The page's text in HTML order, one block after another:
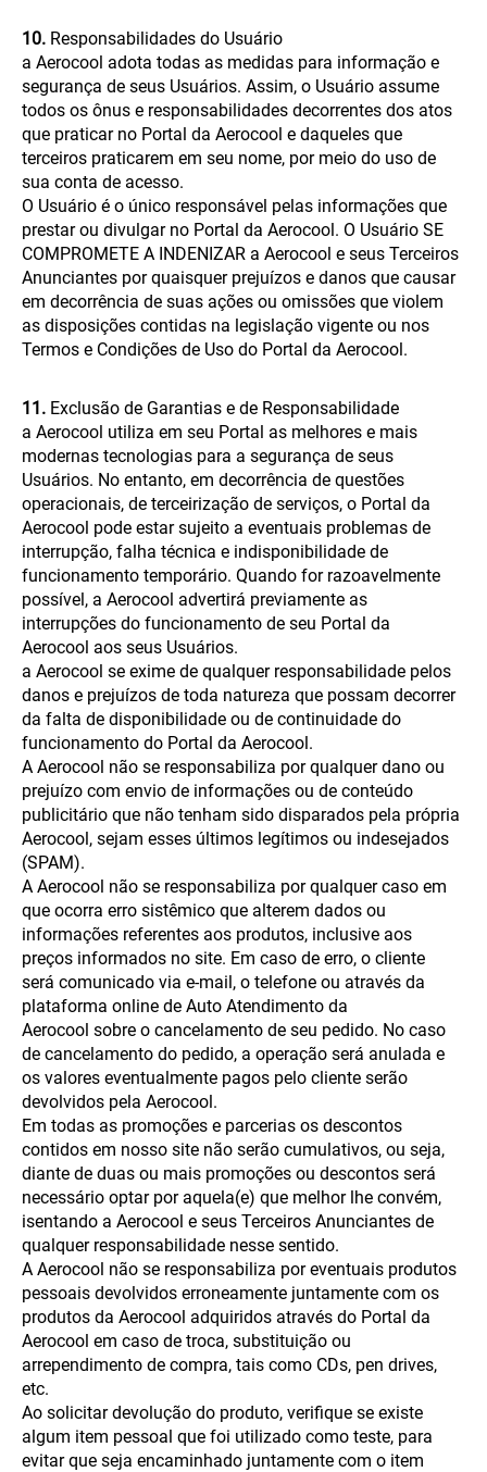
10. Responsabilidades do Usuário
a Aerocool adota todas as medidas para informação e
segurança de seus Usuários. Assim, o Usuário assume
todos os ônus e responsabilidades decorrentes dos atos
que praticar no Portal da Aerocool e daqueles que
terceiros praticarem em seu nome, por meio do uso de
sua conta de acesso.
O Usuário é o único responsável pelas informações que
prestar ou divulgar no Portal da Aerocool. O Usuário SE
COMPROMETE A INDENIZAR a Aerocool e seus Terceiros
Anunciantes por quaisquer prejuízos e danos que causar
em decorrência de suas ações ou omissões que violem
as disposições contidas na legislação vigente ou nos
Termos e Condições de Uso do Portal da Aerocool.
11. Exclusão de Garantias e de Responsabilidade
a Aerocool utiliza em seu Portal as melhores e mais
modernas tecnologias para a segurança de seus
Usuários. No entanto, em decorrência de questões
operacionais, de terceirização de serviços, o Portal da
Aerocool pode estar sujeito a eventuais problemas de
interrupção, falha técnica e indisponibilidade de
funcionamento temporário. Quando for razoavelmente
possível, a Aerocool advertirá previamente as
interrupções do funcionamento de seu Portal da
Aerocool aos seus Usuários.
a Aerocool se exime de qualquer responsabilidade pelos
danos e prejuízos de toda natureza que possam decorrer
da falta de disponibilidade ou de continuidade do
funcionamento do Portal da Aerocool.
A Aerocool não se responsabiliza por qualquer dano ou
prejuízo com envio de informações ou de conteúdo
publicitário que não tenham sido disparados pela própria
Aerocool, sejam esses últimos legítimos ou indesejados
(SPAM).
A Aerocool não se responsabiliza por qualquer caso em
que ocorra erro sistêmico que alterem dados ou
informações referentes aos produtos, inclusive aos
preços informados no site. Em caso de erro, o cliente
será comunicado via e-mail, o telefone ou através da
plataforma online de Auto Atendimento da
Aerocool sobre o cancelamento de seu pedido. No caso
de cancelamento do pedido, a operação será anulada e
os valores eventualmente pagos pelo cliente serão
devolvidos pela Aerocool.
Em todas as promoções e parcerias os descontos
contidos em nosso site não serão cumulativos, ou seja,
diante de duas ou mais promoções ou descontos será
necessário optar por aquela(e) que melhor lhe convém,
isentando a Aerocool e seus Terceiros Anunciantes de
qualquer responsabilidade nesse sentido.
A Aerocool não se responsabiliza por eventuais produtos
pessoais devolvidos erroneamente juntamente com os
produtos da Aerocool adquiridos através do Portal da
Aerocool em caso de troca, substituição ou
arrependimento de compra, tais como CDs, pen drives,
etc.
Ao solicitar devolução do produto, verifique se existe
algum item pessoal que foi utilizado como teste, para
evitar que seja encaminhado juntamente com o item